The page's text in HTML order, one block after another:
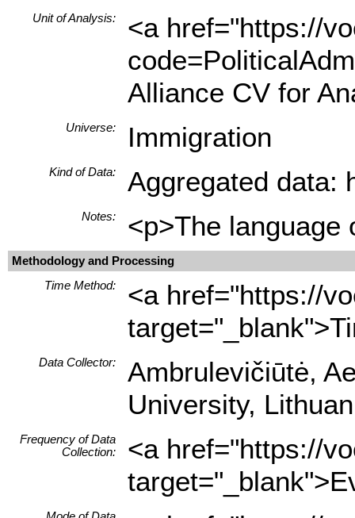
Unit of Analysis:
<a href="https://
Alliance CV for
Universe: Immigration
Kind of Data: Aggregated data:
Notes: <p>The
Methodology and Processing
Time Method:
<a href="https://
Data Collector:
Ambrulevičiūtė,
University,
Frequency of Data
Collection:
<a href="https://